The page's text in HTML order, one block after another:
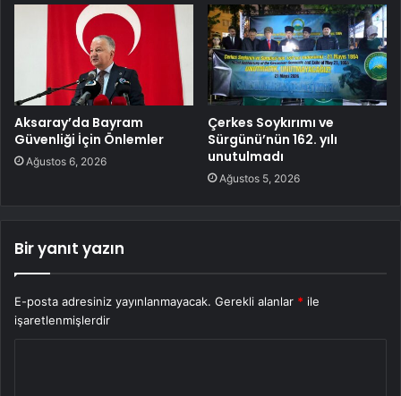
Aksaray’da Bayram
Güvenliği İçin Önlemler
Ağustos 6, 2026
Çerkes Soykırımı ve
Sürgünü’nün 162. yılı
unutulmadı
Ağustos 5, 2026
Bir yanıt yazın
E-posta adresiniz yayınlanmayacak. Gerekli alanlar * ile
işaretlenmişlerdir